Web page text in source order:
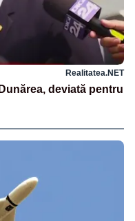
Realitatea.NET
deviată pentru